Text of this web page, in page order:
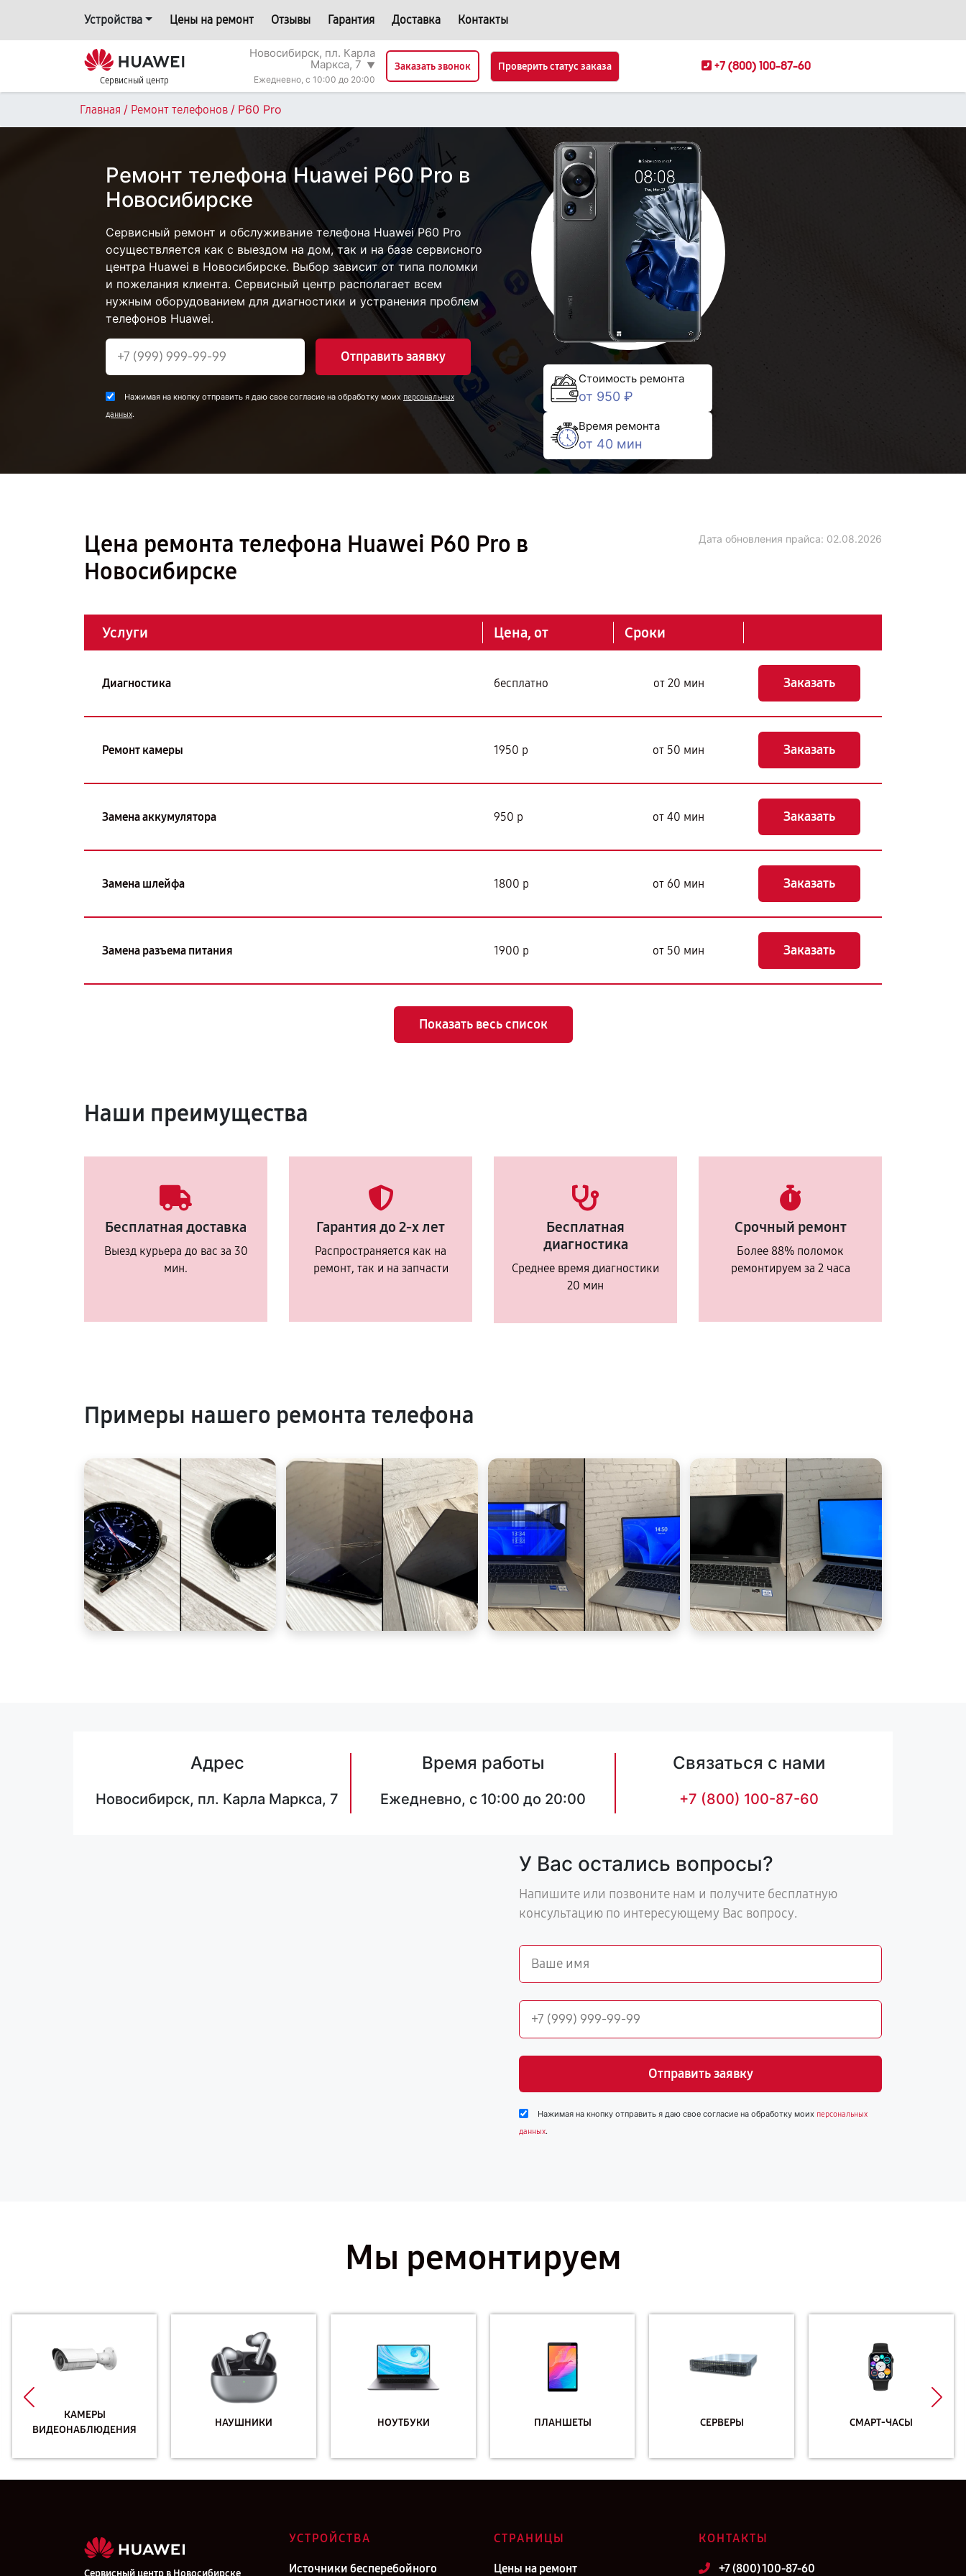
Устройства Цены на ремонт Отзывы Гарантия Доставка Контакты
Сервисный центр
Новосибирск, пл. Карла
Маркса, 7 ▼
Ежедневно, с 10:00 до 20:00
Заказать звонок Проверить статус заказа +7 (800) 100-87-60
Главная / Ремонт телефонов / P60 Pro
Ремонт телефона Huawei P60 Pro в
Новосибирске
Сервисный ремонт и обслуживание телефона Huawei P60 Pro
осуществляется как с выездом на дом, так и на базе сервисного
центра Huawei в Новосибирске. Выбор зависит от типа поломки
и пожелания клиента. Сервисный центр располагает всем
нужным оборудованием для диагностики и устранения проблем
телефонов Huawei.
Отправить заявку
Нажимая на кнопку отправить я даю свое согласие на обработку моих персональных
данных.
Стоимость ремонта
от 950 ₽
Время ремонта
от 40 мин
Цена ремонта телефона Huawei P60 Pro в
Новосибирске
Дата обновления прайса: 02.08.2026
Услуги Цена, от Сроки
Диагностика бесплатно от 20 мин Заказать
Ремонт камеры 1950 р от 50 мин Заказать
Замена аккумулятора 950 р от 40 мин Заказать
Замена шлейфа 1800 р от 60 мин Заказать
Замена разъема питания 1900 р от 50 мин Заказать
Показать весь список
Наши преимущества
Бесплатная доставка
Выезд курьера до вас за 30
мин.
Гарантия до 2-х лет
Распространяется как на
ремонт, так и на запчасти
Бесплатная
диагностика
Среднее время диагностики
20 мин
Срочный ремонт
Более 88% поломок
ремонтируем за 2 часа
Примеры нашего ремонта телефона
Адрес
Новосибирск, пл. Карла Маркса, 7
Время работы
Ежедневно, с 10:00 до 20:00
Связаться с нами
+7 (800) 100-87-60
У Вас остались вопросы?
Напишите или позвоните нам и получите бесплатную
консультацию по интересующему Вас вопросу.
Отправить заявку
Нажимая на кнопку отправить я даю свое согласие на обработку моих персональных
данных.
Мы ремонтируем
КАМЕРЫ
ВИДЕОНАБЛЮДЕНИЯ
НАУШНИКИ НОУТБУКИ ПЛАНШЕТЫ СЕРВЕРЫ СМАРТ-ЧАСЫ
Сервисный центр в Новосибирске
УСТРОЙСТВА
Источники бесперебойного
СТРАНИЦЫ
Цены на ремонт
КОНТАКТЫ
+7 (800) 100-87-60